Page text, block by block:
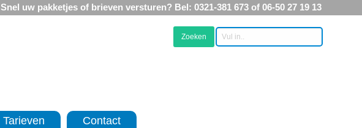
Snel uw pakketjes of brieven versturen? Bel: 0321-381 673 of 06-50 27 19 13
Tarieven Contact